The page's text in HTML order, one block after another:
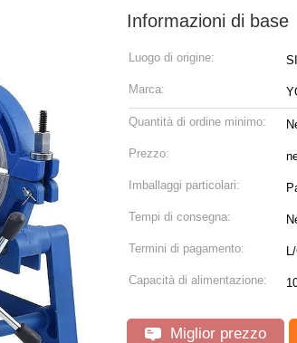
Informazioni di base
Luogo di origine:
Marca:
Quantità di ordine minimo:
Prezzo:
Imballaggi particolari:
Tempi di consegna:
Termini di pagamento:
Capacità di alimentazione:
Miglior prezzo